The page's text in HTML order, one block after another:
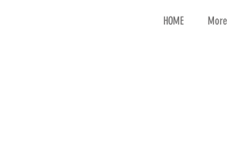
HOME More